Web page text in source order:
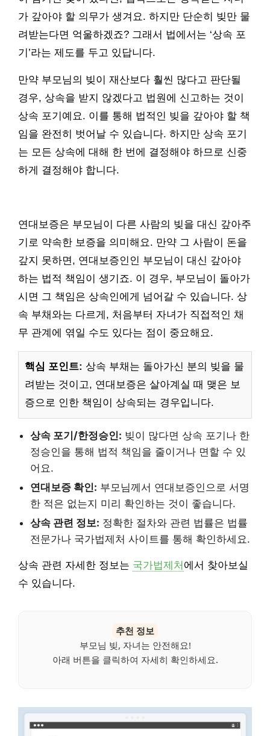
가 갚아야 할 의무가 생겨요. 하지만 단순히 빚만 물
려받는다면 억울하겠죠? 그래서 법에서는 ‘상속 포
기’라는 제도를 두고 있답니다.
만약 부모님의 빚이 재산보다 훨씬 많다고 판단될
경우, 상속을 받지 않겠다고 법원에 신고하는 것이
상속 포기예요. 이를 통해 법적인 빚을 갚아야 할 책
임을 완전히 벗어날 수 있습니다. 하지만 상속 포기
는 모든 상속에 대해 한 번에 결정해야 하므로 신중
하게 결정해야 합니다.
연대보증은 부모님이 다른 사람의 빚을 대신 갚아주
기로 약속한 보증을 의미해요. 만약 그 사람이 돈을
갚지 못하면, 연대보증인인 부모님이 대신 갚아야
하는 법적 책임이 생기죠. 이 경우, 부모님이 돌아가
시면 그 책임은 상속인에게 넘어갈 수 있습니다. 상
속 부채와는 다르게, 처음부터 자녀가 직접적인 채
무 관계에 엮일 수도 있다는 점이 중요해요.
핵심 포인트: 상속 부채는 돌아가신 분의 빚을 물
려받는 것이고, 연대보증은 살아계실 때 맺은 보
증으로 인한 책임이 상속되는 경우입니다.
상속 포기/한정승인: 빚이 많다면 상속 포기나 한
정승인을 통해 법적 책임을 줄이거나 면할 수 있
어요.
연대보증 확인: 부모님께서 연대보증인으로 서명
한 적은 없는지 미리 확인하는 것이 좋습니다.
상속 관련 정보: 정확한 절차와 관련 법률은 법률
전문가나 국가법제처 사이트를 통해 확인하세요.
상속 관련 자세한 정보는 국가법제처 에서 찾아보실
수 있습니다.
추천 정보
부모님 빚, 자녀는 안전해요!
아래 버튼을 클릭하여 자세히 확인하세요.